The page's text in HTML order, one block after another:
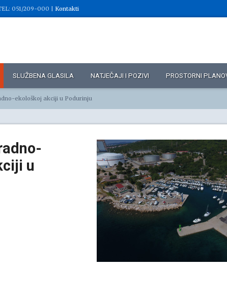
051/209-000 | Kontakti
SLUŽBENA GLASILA NATJEČAJI I POZIVI PROSTORNI
ekološkoj akciji u Podurinju
u